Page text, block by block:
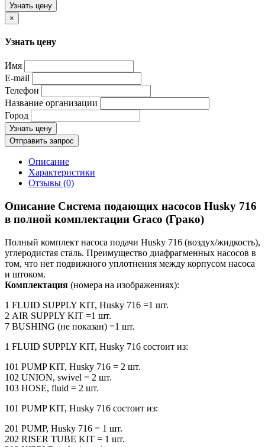
Узнать цену
×
Узнать цену
Имя
E-mail
Телефон
Название организации
Город
Узнать цену
Отправить запрос
Описание
Характеристики
Отзывы (0)
Описание Система подающих насосов Husky 716
в полной комплектации Graco (Грако)
Полный комплект насоса подачи Husky 716 (воздух/жидкость),
углеродистая сталь. Преимущество диафрагменных насосов в
том, что нет подвижного уплотнения между корпусом насоса
и штоком.
Комплектация (номера на изображениях):
1 FLUID SUPPLY KIT, Husky 716 =1 шт.
2 AIR SUPPLY KIT =1 шт.
7 BUSHING (не показан) =1 шт.
1 FLUID SUPPLY KIT, Husky 716 состоит из:
101 PUMP KIT, Husky 716 = 2 шт.
102 UNION, swivel = 2 шт.
103 HOSE, fluid = 2 шт.
101 PUMP KIT, Husky 716 состоит из:
201 PUMP, Husky 716 = 1 шт.
202 RISER TUBE KIT = 1 шт.